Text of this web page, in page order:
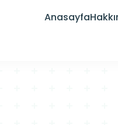
Anasayfa